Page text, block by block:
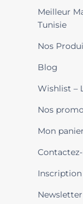
Meilleur
Tunisie
Nos
Blog
Wishlist –
Nos
Mon panier
Newsletter